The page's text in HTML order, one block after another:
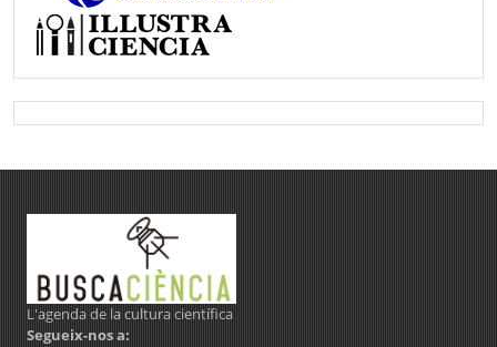
L'agenda de la cultura científica
Segueix-nos a: